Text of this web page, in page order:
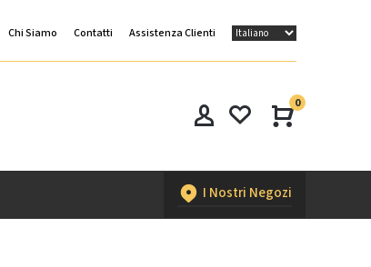
Chi Siamo Contatti Assistenza Clienti
0
I Nostri Negozi